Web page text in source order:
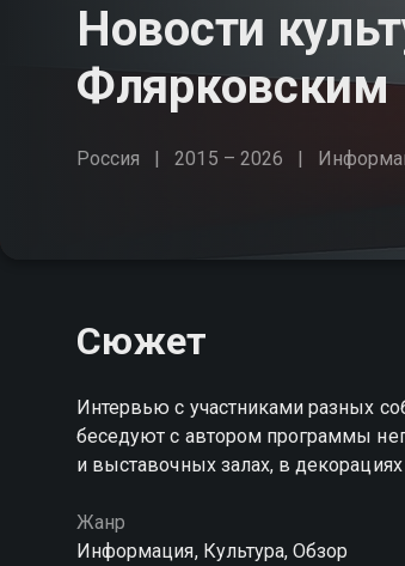
Новости
Флярковским
Россия 2015 – 2026
Сюжет
Интервью с участниками разных
беседуют с автором программы
и выставочных залах, в
Жанр
Информация, Культура, Обзор